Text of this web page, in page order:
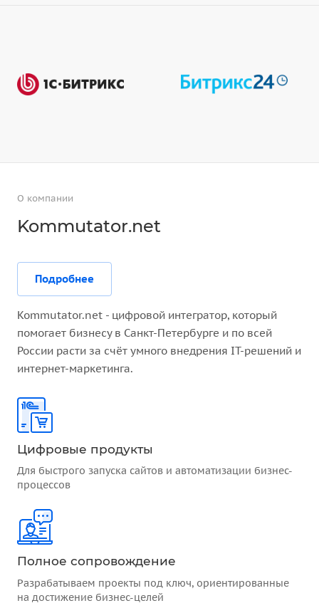
О компании
Kommutator.net
Подробнее
Kommutator.net - цифровой интегратор, который
помогает бизнесу в Санкт-Петербурге и по всей
России расти за счёт умного внедрения IT-решений и
интернет-маркетинга.
Цифровые продукты
Для быстрого запуска сайтов и автоматизации бизнес-
процессов
Полное сопровождение
Разрабатываем проекты под ключ, ориентированные
на достижение бизнес-целей